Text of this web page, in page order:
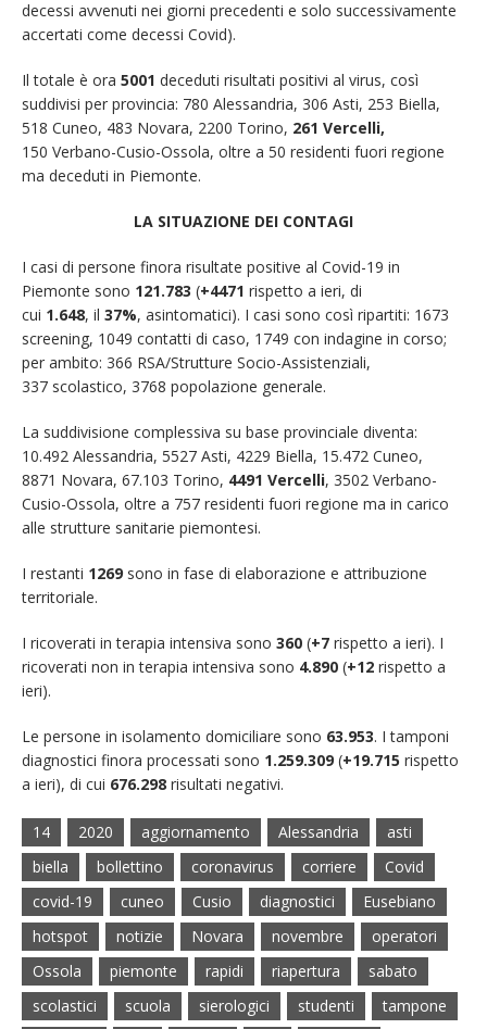
decessi avvenuti nei giorni precedenti e solo successivamente
accertati come decessi Covid).
Il totale è ora 5001 deceduti risultati positivi al virus, così
suddivisi per provincia: 780 Alessandria, 306 Asti, 253 Biella,
518 Cuneo, 483 Novara, 2200 Torino, 261 Vercelli,
150 Verbano-Cusio-Ossola, oltre a 50 residenti fuori regione
ma deceduti in Piemonte.
LA SITUAZIONE DEI CONTAGI
I casi di persone finora risultate positive al Covid-19 in
Piemonte sono 121.783 (+4471 rispetto a ieri, di
cui 1.648, il 37%, asintomatici). I casi sono così ripartiti: 1673
screening, 1049 contatti di caso, 1749 con indagine in corso;
per ambito: 366 RSA/Strutture Socio-Assistenziali,
337 scolastico, 3768 popolazione generale.
La suddivisione complessiva su base provinciale diventa:
10.492 Alessandria, 5527 Asti, 4229 Biella, 15.472 Cuneo,
8871 Novara, 67.103 Torino, 4491 Vercelli, 3502 Verbano-
Cusio-Ossola, oltre a 757 residenti fuori regione ma in carico
alle strutture sanitarie piemontesi.
I restanti 1269 sono in fase di elaborazione e attribuzione
territoriale.
I ricoverati in terapia intensiva sono 360 (+7 rispetto a ieri). I
ricoverati non in terapia intensiva sono 4.890 (+12 rispetto a
ieri).
Le persone in isolamento domiciliare sono 63.953. I tamponi
diagnostici finora processati sono 1.259.309 (+19.715 rispetto
a ieri), di cui 676.298 risultati negativi.
14 2020 aggiornamento Alessandria
asti
biella
bollettino coronavirus corriere
Covid
covid-19
cuneo Cusio diagnostici
Eusebiano
hotspot
notizie Novara novembre
operatori
Ossola
piemonte rapidi riapertura
sabato
scolastici
scuola sierologici studenti
tampone